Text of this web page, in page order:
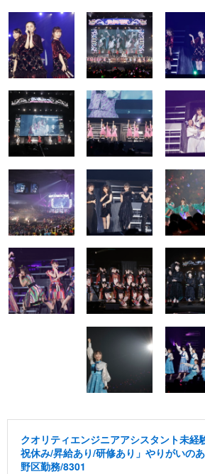
クオリティエンジニアアシスタント未経
祝休み/昇給あり/研修あり」やりがいの
野区勤務/8301